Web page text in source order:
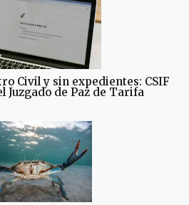
Civil y sin expedientes: CSIF
Juzgado de Paz de Tarifa